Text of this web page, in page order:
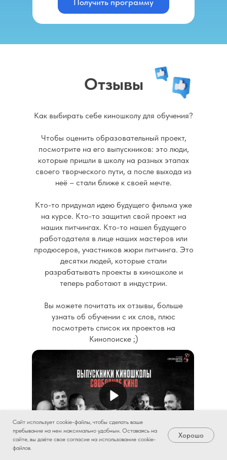
СКИДКА ДО 10 000₽ ОТ ИТОГОВОЙ
Как выбирать себе киношколу для обучения?
Чтобы оценить образовательный проект,
посмотрите на его выпускников: это люди,
которые пришли в школу на разных этапах
своего творческого пути, а после выхода из
неё – стали ближе к своей мечте.
Кто-то придумал идею будущего фильма уже
на курсе. Кто-то защитил свой проект на
наших питчингах. Кто-то нашел будущего
работодателя в лице наших мастеров или
продюсеров, участников жюри питчинга. Это
десятки людей, которые стали
разрабатывать проекты в киношколе и
теперь работают в индустрии.
Вы можете почитать их отзывы, больше
узнать об обучении с их слов, плюс
посмотреть список их проектов на
Кинопоиске ;)
Отзывы
Сайт использует cookie-файлы, чтобы сделать ваше
пребывание на нем максимально удобным. Оставаясь на
сайте, вы даёте свое согласие на использование cookie-
файлов.
Хорошо